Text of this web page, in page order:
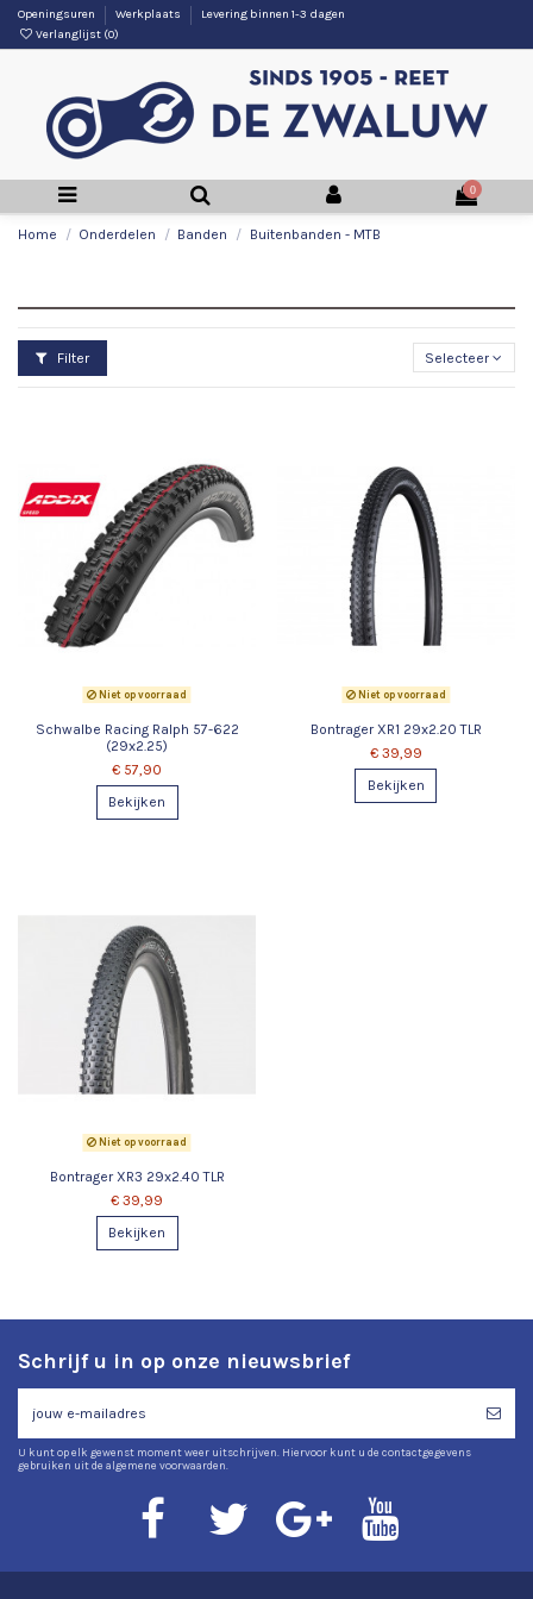
Openingsuren Werkplaats
Levering binnen 1-3 dagen
Verlanglijst (0)
0
Home Onderdelen Banden Buitenbanden - MTB
Filter Selecteer
Niet op voorraad
Schwalbe Racing Ralph 57-622
(29x2.25)
€ 57,90
Bekijken
Niet op voorraad
Bontrager XR1 29x2.20 TLR
€ 39,99
Bekijken
Niet op voorraad
Bontrager XR3 29x2.40 TLR
€ 39,99
Bekijken
Schrijf u in op onze nieuwsbrief
U kunt op elk gewenst moment weer uitschrijven. Hiervoor kunt u de contactgegevens
gebruiken uit de algemene voorwaarden.